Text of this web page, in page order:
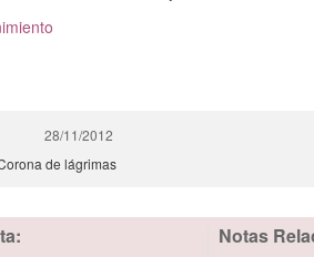
28/11/2012
de lágrimas
Notas